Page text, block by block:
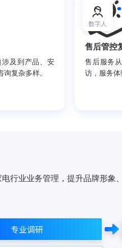
及到产品、安
复杂多样。
售后管控
售后服务
访，服务
数字人